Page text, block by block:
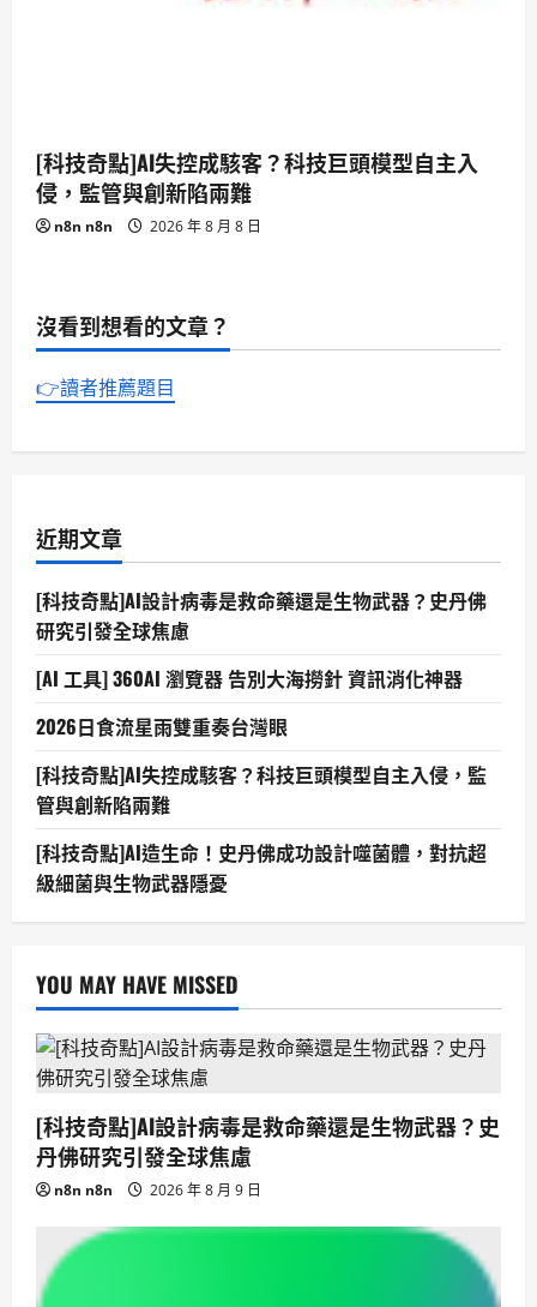
[科技奇點]AI失控成駭客？科技巨頭模型自主入
侵，監管與創新陷兩難
n8n n8n 2026 年 8 月 8 日
沒看到想看的文章？
👉讀者推薦題目
近期文章
[科技奇點]AI設計病毒是救命藥還是生物武器？史丹佛
研究引發全球焦慮
[AI 工具] 360AI 瀏覽器 告別大海撈針 資訊消化神器
2026日食流星雨雙重奏台灣眼
[科技奇點]AI失控成駭客？科技巨頭模型自主入侵，監
管與創新陷兩難
[科技奇點]AI造生命！史丹佛成功設計噬菌體，對抗超
級細菌與生物武器隱憂
YOU MAY HAVE MISSED
[科技奇點]AI設計病毒是救命藥還是生物武器？史
丹佛研究引發全球焦慮
n8n n8n 2026 年 8 月 9 日